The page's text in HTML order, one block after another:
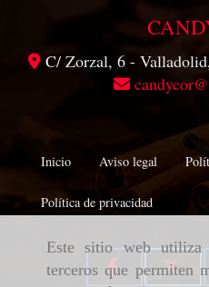
Este sitio web
terceros que permiten
C/ Zorzal, 6 -
candycor
Inicio Aviso legal
Política de privacidad